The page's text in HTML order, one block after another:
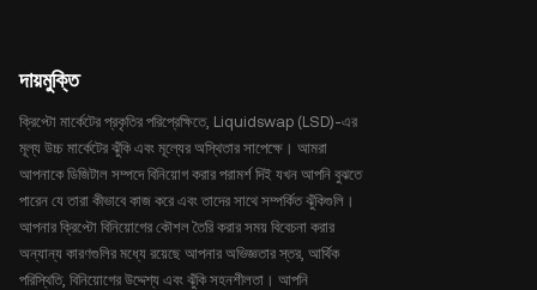
দায়মুক্তি
ক্রিপ্টো মার্কেটের প্রকৃতির পরিপ্রেক্ষিতে, Liquidswap (LSD)-এর
মূল্য উচ্চ মার্কেটের ঝুঁকি এবং মূল্যের অস্থিতার সাপেক্ষে। আমরা
আপনাকে ডিজিটাল সম্পদে বিনিয়োগ করার পরামর্শ দিই যখন আপনি বুঝতে
পারেন যে তারা কীভাবে কাজ করে এবং তাদের সাথে সম্পর্কিত ঝুঁকিগুলি।
আপনার ক্রিপ্টো বিনিয়োগের কৌশল তৈরি করার সময় বিবেচনা করার
অন্যান্য কারণগুলির মধ্যে রয়েছে আপনার অভিজ্ঞতার স্তর, আর্থিক
পরিস্থিতি, বিনিয়োগের উদ্দেশ্য এবং ঝুঁকি সহনশীলতা। আপনি